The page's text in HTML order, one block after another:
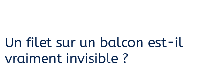
Un filet sur un balcon est-il
vraiment invisible ?